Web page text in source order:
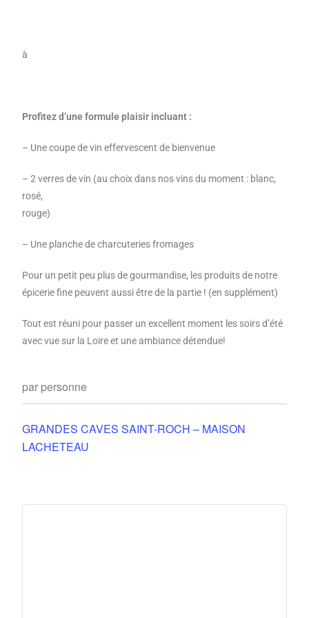
à
Profitez d’une formule plaisir incluant :
– Une coupe de vin effervescent de bienvenue
– 2 verres de vin (au choix dans nos vins du moment : blanc,
rosé,
rouge)
– Une planche de charcuteries fromages
Pour un petit peu plus de gourmandise, les produits de notre
épicerie fine peuvent aussi être de la partie ! (en supplément)
Tout est réuni pour passer un excellent moment les soirs d’été
avec vue sur la Loire et une ambiance détendue!
par personne
GRANDES CAVES SAINT-ROCH – MAISON
LACHETEAU